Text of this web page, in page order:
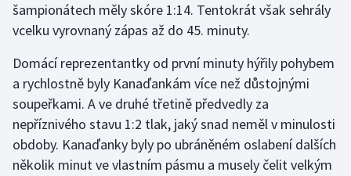
Jezdectví
Judo
Krasobruslení
Lezení
šampionátech měly skóre 1:14. Tentokrát však sehrály
vcelku vyrovnaný zápas až do 45. minuty.
Domácí reprezentantky od první minuty hýřily pohybem
a rychlostně byly Kanaďankám více než důstojnými
soupeřkami. A ve druhé třetině předvedly za
nepříznivého stavu 1:2 tlak, jaký snad neměl v minulosti
obdoby. Kanaďanky byly po ubráněném oslabení dalších
několik minut ve vlastním pásmu a musely čelit velkým